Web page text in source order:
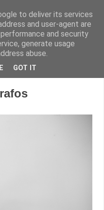
to deliver its services
and user-agent are
and security
generate usage
abuse.
GOT IT